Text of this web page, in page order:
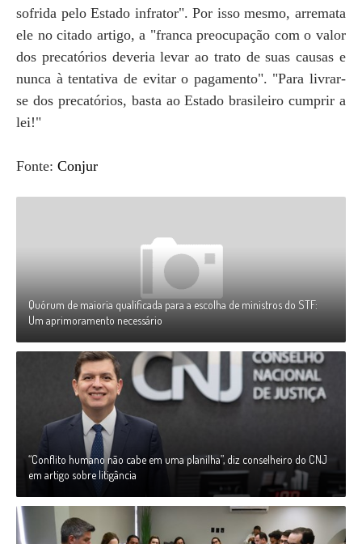
sofrida pelo Estado infrator". Por isso mesmo, arremata
ele no citado artigo, a "franca preocupação com o valor
dos precatórios deveria levar ao trato de suas causas e
nunca à tentativa de evitar o pagamento". "Para livrar-
se dos precatórios, basta ao Estado brasileiro cumprir a
lei!"
Fonte: Conjur
Quórum de maioria qualificada para a escolha de ministros do STF:
Um aprimoramento necessário
“Conflito humano não cabe em uma planilha”, diz conselheiro do CNJ
em artigo sobre litigância